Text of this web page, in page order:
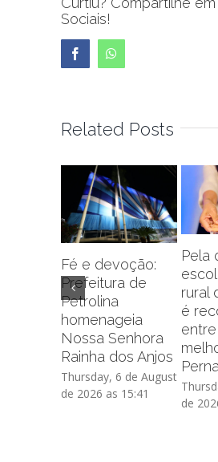
Sociais!
Facebook
Related Posts
Fé e devoção:
Prefeitura de
Petrolina
homenageia
Nossa Senhora
Rainha dos Anjos
Thursday, 6 de August
de 2026 as 15:41
Pela
rural
é
de